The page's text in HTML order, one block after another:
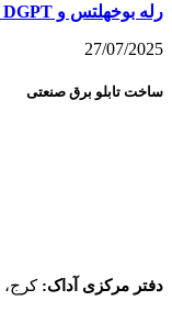
رله بوخهلتس و DGPT در حفاظت تابلو برق‌
27/07/2025
ساخت تابلو برق صنعتی
دفتر مرکزی آداک: کرج،